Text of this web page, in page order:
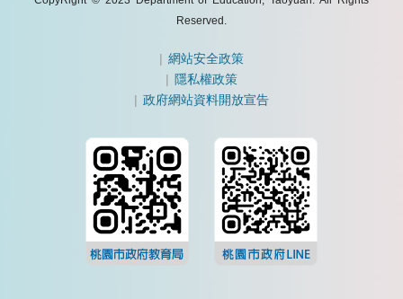
Reserved.
|網站安全政策
| 隱私權政策
|政府網站資料開放宣告